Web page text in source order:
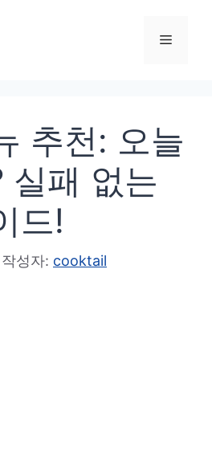
메
추천: 오늘
실패 없는
드!
작성자: cooktail